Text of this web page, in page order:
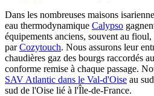
Dans les nombreuses maisons
eau thermodynamique Calypso
équipements anciens, souvent au
parCozytouch. Nous assurons leur
chaudières gaz des bourgs raccordés
conforme remise à chaque passage.
SAV Atlantic dans le Val-d'Oise au
sud de l'Oise lié à l'Île-de-France.